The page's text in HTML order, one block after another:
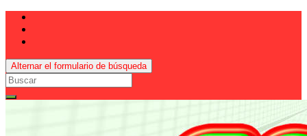
Alternar el formulario de búsqueda
Search
for: